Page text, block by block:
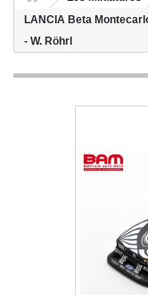
LANCIA Beta
- W. Röhrl